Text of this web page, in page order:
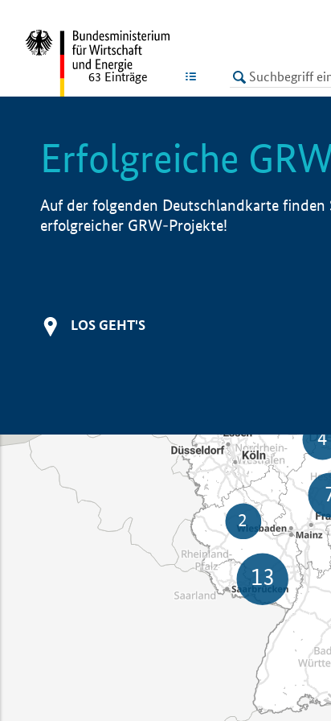
LISTE
63 Einträge
Erfolgreiche
Auf der folgenden Deutschlandkarte finden
erfolgreicher GRW-Projekte!
LOS GEHT'S